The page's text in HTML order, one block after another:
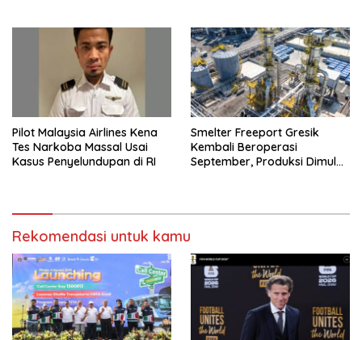
Pilot Malaysia Airlines Kena
Tes Narkoba Massal Usai
Kasus Penyelundupan di RI
Smelter Freeport Gresik
Kembali Beroperasi
September, Produksi Dimulai
Rekomendasi untuk kamu